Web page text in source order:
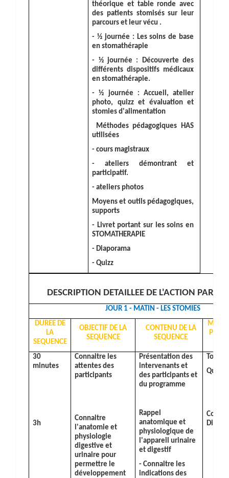
théorique et table ronde avec
des patients stomisés sur leur
parcours et leur vécu .
- ½ journée : Les soins de base
en stomathérapie
- ½ journée : Découverte des
différents dispositifs médicaux
en stomathérapie.
- ½ journée : Accueil, atelier
photo, quizz et évaluation et
stomies d'alimentation
Méthodes pédagogiques HAS
utilisées
- cours magistraux
-
ateliers démontrant et
participatif.
- ateliers photos
Moyens et outils pédagogiques,
supports
- Livret portant sur les soins en
STOMATHERAPIE
- Diaporama
- Quizz
DESCRIPTION DETAILLEE DE L'ACTION PAR
JOUR 1 - MATIN - LES STOMIES
DUREE DE
LA
SEQUENCE
OBJECTIF DE LA
SEQUENCE
CONTENU DE LA
SEQUENCE
30
minutes
3h
Connaitre les
attentes des
participants
Connaitre
l'anatomie et
physiologie
digestive et
urinaire pour
permettre le
développement
Présentation des
intervenants et
des participants et
du programme
Rappel
anatomique et
physiologique de
l'appareil urinaire
et digestif
- Connaitre les
indications des
Tour
Quizz
Cours